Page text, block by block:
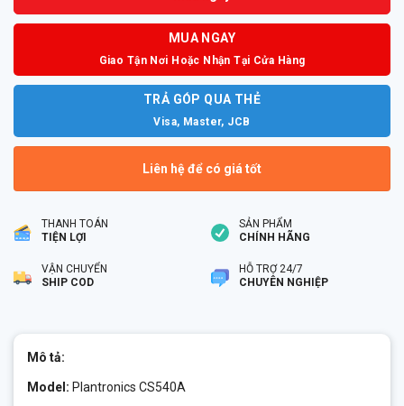
MUA NGAY
Giao Tận Nơi Hoặc Nhận Tại Cửa Hàng
TRẢ GÓP QUA THẺ
Visa, Master, JCB
Liên hệ để có giá tốt
THANH TOÁN
TIỆN LỢI
SẢN PHẨM
CHÍNH HÃNG
VẬN CHUYỂN
SHIP COD
HỖ TRỢ 24/7
CHUYÊN NGHIỆP
Mô tả:
Model: Plantronics CS540A